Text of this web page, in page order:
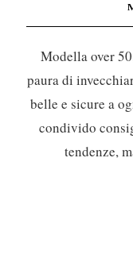
Modella over
paura di
belle e sicure a
condivido
tendenze,